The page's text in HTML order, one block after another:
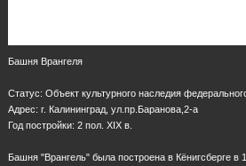
Башня Врангеля
Статус: Объект культурного наследия
Адрес: г. Калининград, ул.пр.Баранова,2-а
Год постройки: 2 пол. XIX в.
Башня "Врангель" была построена в Кёнигсберге в